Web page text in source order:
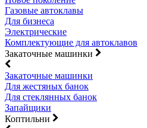
Газовые автоклавы
Для бизнеса
Электрические
Комплектующие для автоклавов
Закаточные машинки
Закаточные машинки
Для жестяных банок
Для стеклянных банок
Запайщики
Коптильни